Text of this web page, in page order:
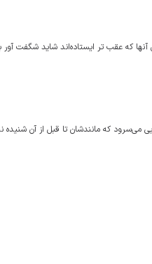
آنها که عقب تر ایستاده‌اند شاید شگفت
که مانندشان تا قبل از آن شنیده